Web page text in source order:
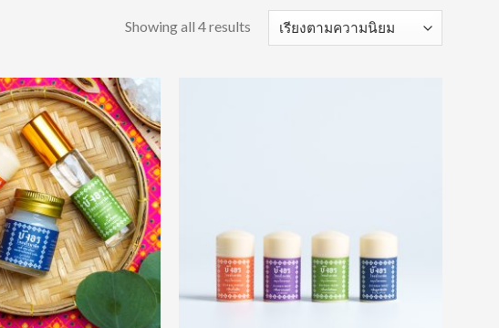
Showing all 4 results
Add to
Wishlist